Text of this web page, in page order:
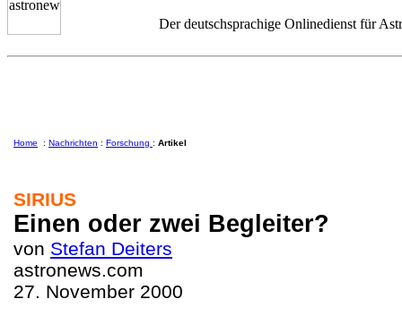
Der deutschsprachige Onlinedienst für
Home : Nachrichten : Forschung : Artikel
SIRIUS
Einen oder zwei Begleiter?
von Stefan Deiters
astronews.com
27. November 2000